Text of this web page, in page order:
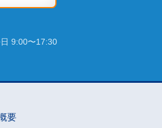
9:00〜17:30
要